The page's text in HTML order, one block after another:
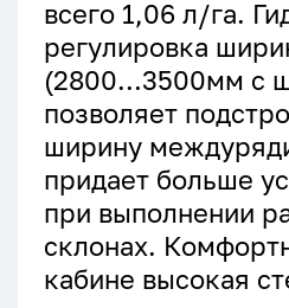
всего 1,06 л/га.
регулировка
(2800…3500мм с
позволяет
ширину
придает больше
при выполнении
склонах.
кабине высокая